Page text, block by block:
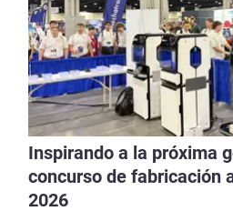
Inspirando a la próxima
concurso de fabricación
2026